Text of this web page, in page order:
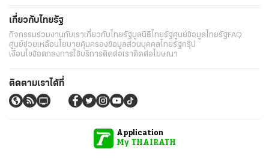
เกี่ยวกับไทยรัฐ
กิจกรรมร่วมงานกับเราเกี่ยวกับไทยรัฐมูลนิธิไทยรัฐศูนย์ข้อมูลไทยรัฐFAQ
ศูนย์ช่วยเหลือนโยบายคุ้มครองข้อมูลส่วนบุคคลไทยรัฐกรุ๊ป
เงื่อนไขข้อตกลงการใช้บริการติดต่อเราติดต่อโฆษณา
ติดตามเราได้ที่
Application
My THAIRATH